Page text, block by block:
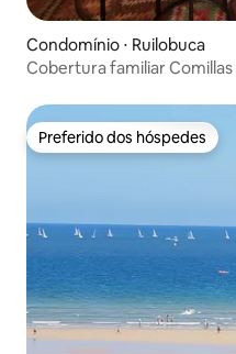
Condomínio ⋅ Ruilobuca
Cobertura familiar Comillas
Preferido dos hóspedes
Preferido dos hóspedes